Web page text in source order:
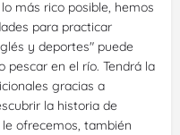
más rico posible, hemos
para practicar
y deportes" puede
en el río. Tendrá la
gracias a
la historia de
ofrecemos, también